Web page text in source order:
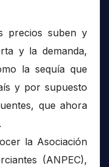
precios suben y
y la demanda,
la sequía que
y por supuesto
que ahora
la Asociación
(ANPEC),